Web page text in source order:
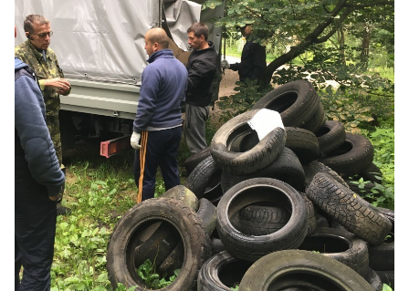
О
Metro
Стримы
Спецпроекты
Звезды
Выборы
2026
Скачай
Metro